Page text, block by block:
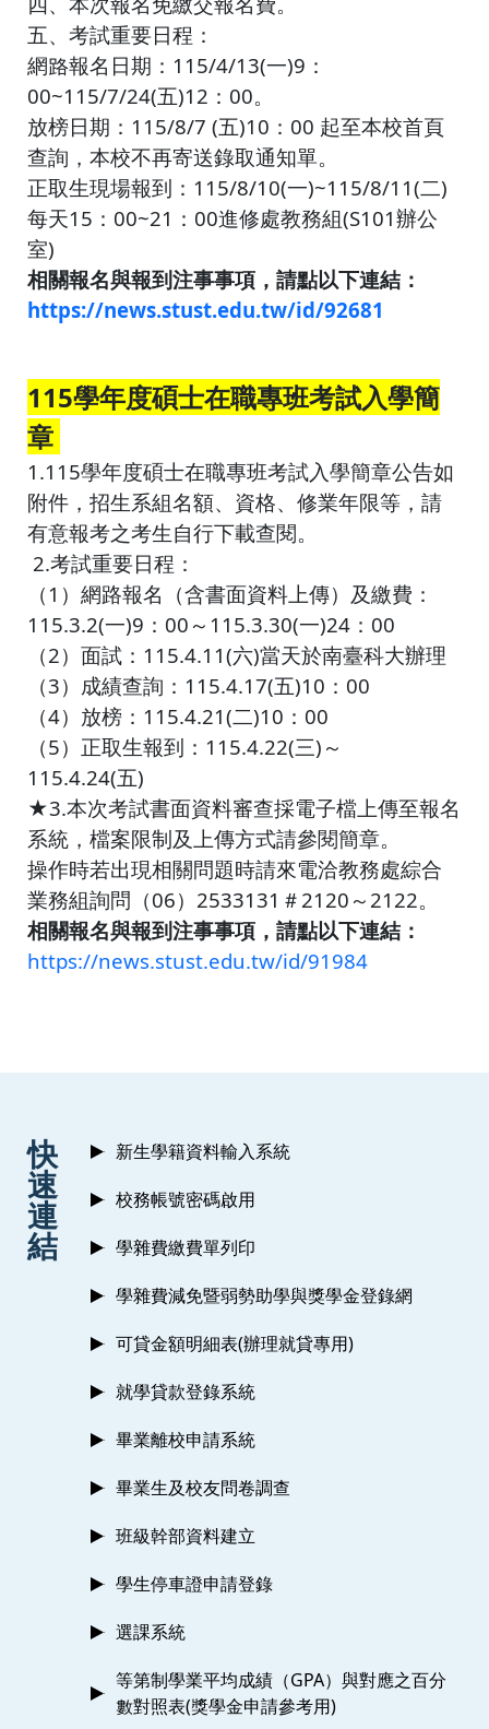
五、考試重要日程：
網路報名日期：115/4/13(一)9：
00~115/7/24(五)12：00。
放榜日期：115/8/7 (五)10：00 起至本校首頁
查詢，本校不再寄送錄取通知單。
正取生現場報到：115/8/10(一)~115/8/11(二)
每天15：00~21：00進修處教務組(S101辦公
室)
相關報名與報到注事事項，請點以下連結：
https://news.stust.edu.tw/id/92681
115學年度碩士在職專班考試入學簡
章
1.115學年度碩士在職專班考試入學簡章公告如
附件，招生系組名額、資格、修業年限等，請
有意報考之考生自行下載查閱。
2.考試重要日程：
（1）網路報名（含書面資料上傳）及繳費：
115.3.2(一)9：00～115.3.30(一)24：00
（2）面試：115.4.11(六)當天於南臺科大辦理
（3）成績查詢：115.4.17(五)10：00
（4）放榜：115.4.21(二)10：00
（5）正取生報到：115.4.22(三)～
115.4.24(五)
★3.本次考試書面資料審查採電子檔上傳至報名
系統，檔案限制及上傳方式請參閱簡章。
操作時若出現相關問題時請來電洽教務處綜合
業務組詢問（06）2533131＃2120～2122。
相關報名與報到注事事項，請點以下連結：
https://news.stust.edu.tw/id/91984
快
速
連
結
新生學籍資料輸入系統
校務帳號密碼啟用
學雜費繳費單列印
學雜費減免暨弱勢助學與獎學金登錄網
可貸金額明細表(辦理就貸專用)
就學貸款登錄系統
畢業離校申請系統
畢業生及校友問卷調查
班級幹部資料建立
學生停車證申請登錄
選課系統
等第制學業平均成績（GPA）與對應之百分
數對照表(獎學金申請參考用)